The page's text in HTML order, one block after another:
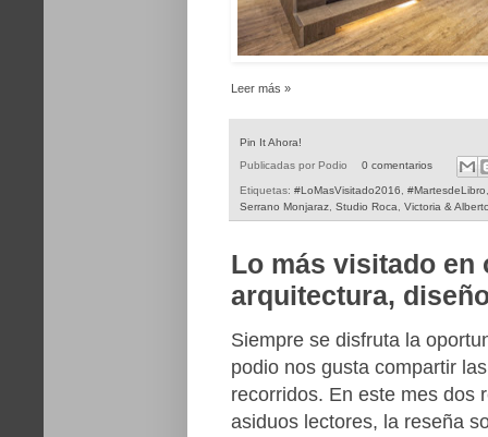
Leer más »
Pin It Ahora!
Publicadas por Podio 0 comentarios
Etiquetas: #LoMasVisitado2016 #MartesdeLibro
Serrano Monjaraz Studio Roca Victoria &
Lo más visitado en
arquitectura,
Siempre se disfruta la
podio nos gusta compartir
recorridos. En este mes dos
asiduos lectores, la reseña